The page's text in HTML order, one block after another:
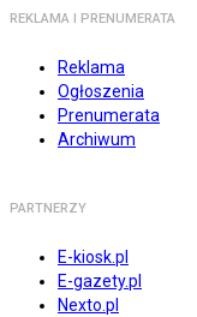
REKLAMA I PRENUMERATA
Reklama
Ogłoszenia
Prenumerata
Archiwum
PARTNERZY
E-kiosk.pl
E-gazety.pl
Nexto.pl